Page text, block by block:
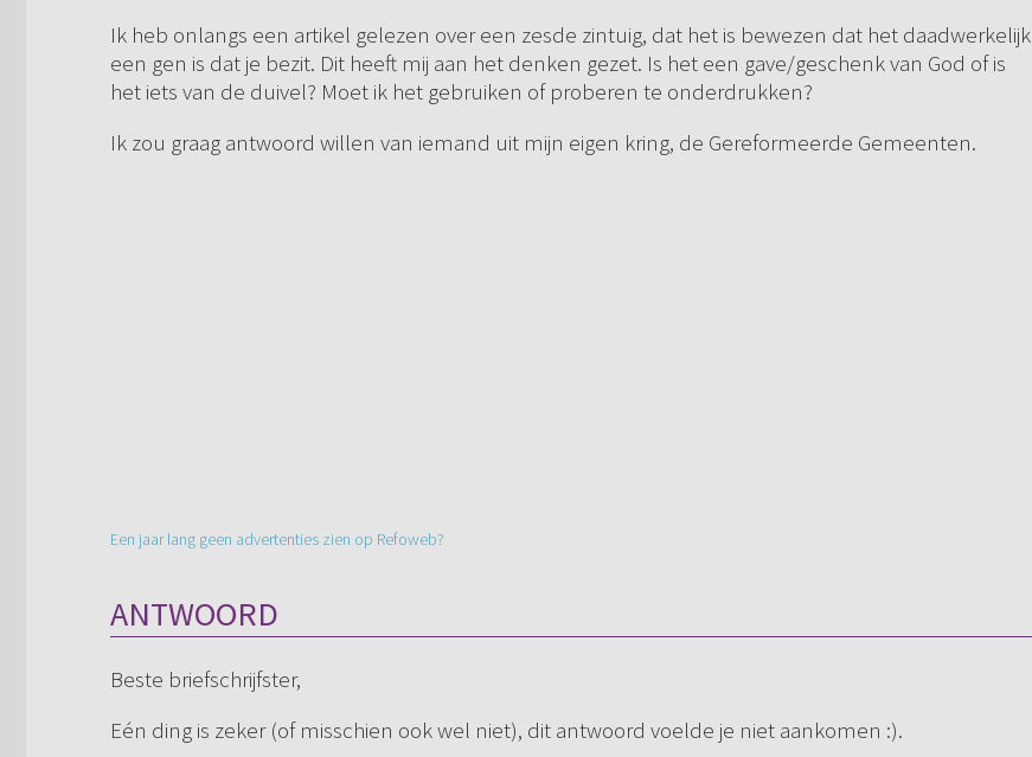
Ik heb onlangs een artikel gelezen over een zesde zintuig, dat het is bewezen dat het daadwerkelijk
een gen is dat je bezit. Dit heeft mij aan het denken gezet. Is het een gave/geschenk van God of is
het iets van de duivel? Moet ik het gebruiken of proberen te onderdrukken?
Ik zou graag antwoord willen van iemand uit mijn eigen kring, de Gereformeerde Gemeenten.
Een jaar lang geen advertenties zien op Refoweb?
ANTWOORD
Beste briefschrijfster,
Eén ding is zeker (of misschien ook wel niet), dit antwoord voelde je niet aankomen :).